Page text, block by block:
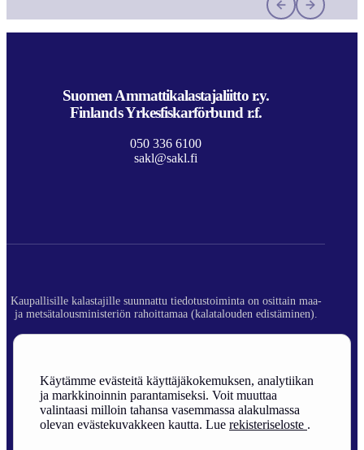
Käytämme evästeitä käyttäjäkokemuksen, analytiikan
ja markkinoinnin parantamiseksi. Voit muuttaa
valintaasi milloin tahansa vasemmassa alakulmassa
olevan evästekuvakkeen kautta. Lue rekisteriseloste .
Suomen Ammattikalastajaliitto r.y.
Finlands Yrkesfiskarförbund r.f.
050 336 6100
sakl@sakl.fi
Kaupallisille kalastajille suunnattu tiedotustoiminta on osittain maa-
ja metsätalousministeriön rahoittamaa (kalatalouden edistäminen).
Rekisteriseloste
Sivuston toteutus